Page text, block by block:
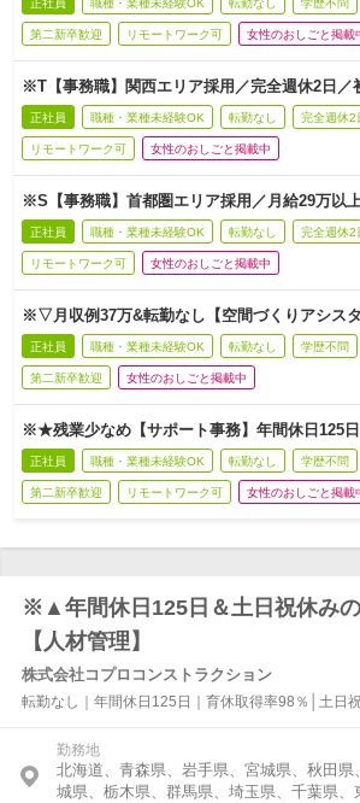
正社員 職種・業種未経験OK 転勤なし 学歴不問
第二新卒歓迎 リモートワーク可 女性のおしごと掲載
※T【事務職】関西エリア採用／完全週休2日／
正社員 職種・業種未経験OK 転勤なし 完全週休2
リモートワーク可 女性のおしごと掲載中
※S【事務職】首都圏エリア採用／月給29万以
正社員 職種・業種未経験OK 転勤なし 完全週休2
リモートワーク可 女性のおしごと掲載中
※▽月収例37万&転勤なし【空間づくりアシス
正社員 職種・業種未経験OK 転勤なし 学歴不問
第二新卒歓迎 女性のおしごと掲載中
※★残業少なめ【サポート事務】年間休日125
正社員 職種・業種未経験OK 転勤なし 学歴不問
第二新卒歓迎 リモートワーク可 女性のおしごと掲載
※▲年間休日125日＆土日祝休み
【人材管理】
株式会社コプロコンストラクション
転勤なし｜年間休日125日｜育休取得率98％│土日
勤務地
北海道、青森県、岩手県、宮城県、秋田
城県、栃木県、群馬県、埼玉県、千葉県